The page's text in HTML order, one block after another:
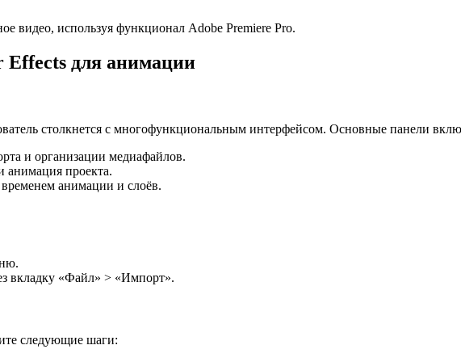
видео, используя функционал Adobe Premiere Pro.
для анимации
столкнется с многофункциональным интерфейсом. Основные панели
и организации медиафайлов.
анимация проекта.
временем анимации и слоёв.
вкладку «Файл» > «Импорт».
следующие шаги: